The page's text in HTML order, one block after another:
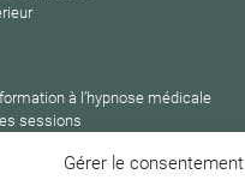
Gérer le consentement
à l’hypnose médicale
sessions